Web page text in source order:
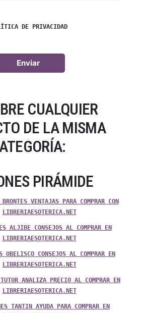
DE PRIVACIDAD
CUALQUIER
DE LA MISMA
PIRÁMIDE
VENTAJAS PARA COMPRAR CON
LIBRERIAESOTERICA.NET
ALJIBE CONSEJOS AL COMPRAR EN
LIBRERIAESOTERICA.NET
OBELISCO CONSEJOS AL COMPRAR EN
LIBRERIAESOTERICA.NET
ANALIZA PRECIO AL COMPRAR EN
LIBRERIAESOTERICA.NET
TANTIN AYUDA PARA COMPRAR EN